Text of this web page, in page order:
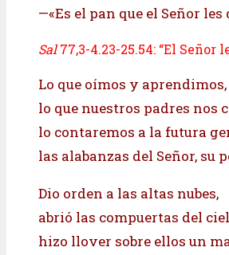
—«Es el pan que el Señor
Sal77,3-4.23-25.54: “El Señor
Lo que oímos y aprendimos,
lo que nuestros padres nos
lo contaremos a la futura
las alabanzas del Señor, su
Dio orden a las altas nubes,
abrió las compuertas del
hizo llover sobre ellos un